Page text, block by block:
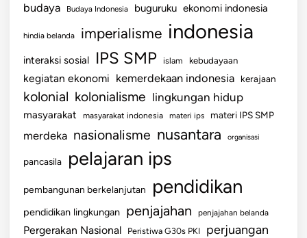
A
S
L
I
N
G
K
G
A
N
budaya Budaya Indonesia buguruku ekonomi indonesia
hindia belanda imperialisme indonesia
interaksi sosial IPS SMP islam kebudayaan
kegiatan ekonomi kemerdekaan indonesia kerajaan
kolonial kolonialisme lingkungan hidup
masyarakat masyarakat indonesia materi ips materi IPS SMP
merdeka nasionalisme nusantara organisasi
pancasila pelajaran ips
pembangunan berkelanjutan pendidikan
pendidikan lingkungan penjajahan penjajahan belanda
Pergerakan Nasional Peristiwa G30s PKI perjuangan